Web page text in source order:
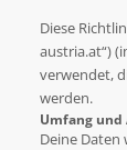
Diese
austria.at“)
verwendet,
werden.
Umfang und
Deine Daten